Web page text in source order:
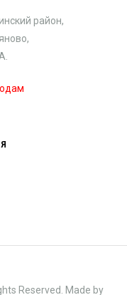
район,
Reserved. Made by